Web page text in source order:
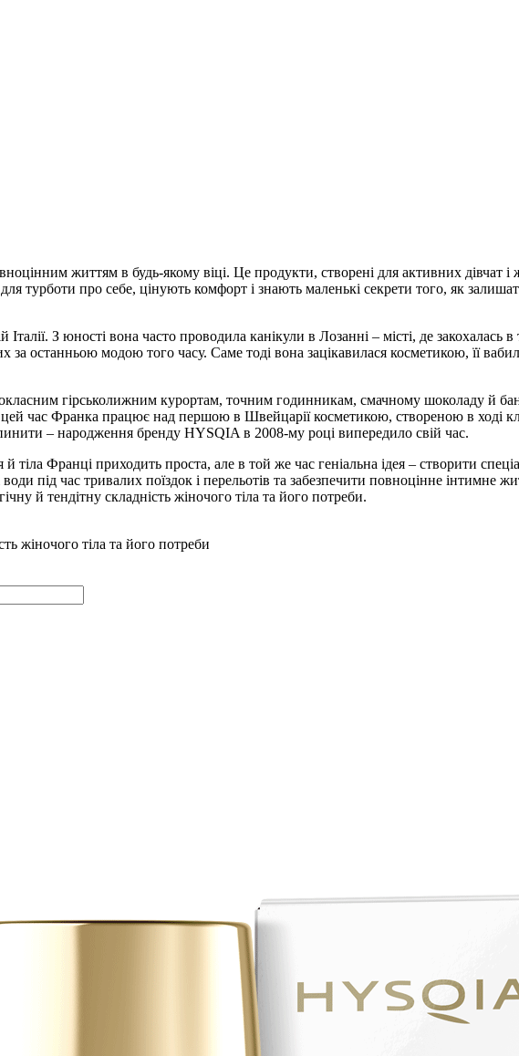
життям в будь-якому віці. Це продукти, створені для активних дівчат
турботи про себе, цінують комфорт і знають маленькі секрети того, як
З юності вона часто проводила канікули в Лозанні – місті, де закохалась в
останньою модою того часу. Саме тоді вона зацікавилася косметикою, її
гірськолижним курортам, точним годинникам, смачному шоколаду й
час Франка працює над першою в Швейцарії косметикою, створеною в ході
– народження бренду HYSQIA в 2008-му році випередило свій час.
тіла Франці приходить проста, але в той же час геніальна ідея – створити
під час тривалих поїздок і перельотів та забезпечити повноцінне інтимне
й тендітну складність жіночого тіла та його потреби.
жіночого тіла та його потреби